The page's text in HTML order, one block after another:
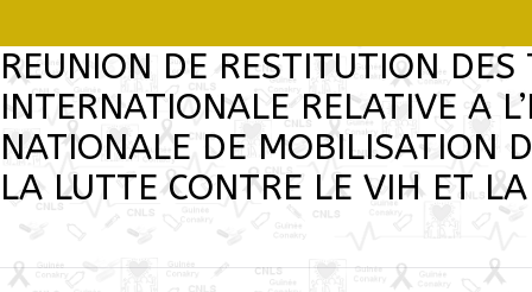
REUNION DE RESTITUTION
INTERNATIONALE RELATIVE A
NATIONALE DE MOBILISATION
LA LUTTE CONTRE LE VIH ET